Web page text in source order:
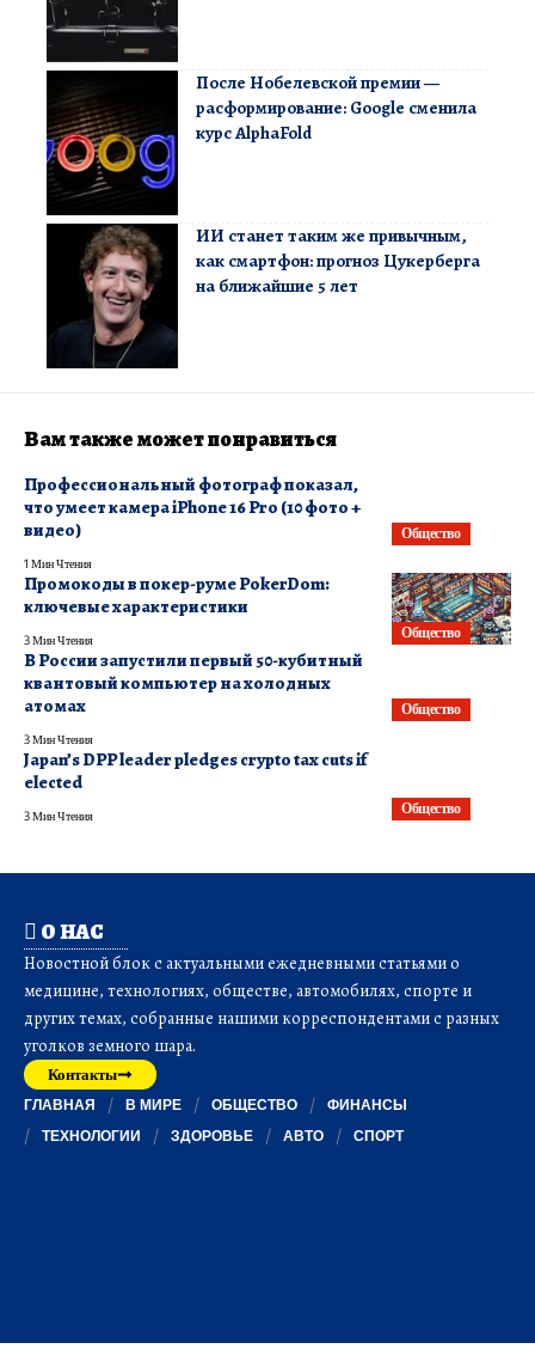
После Нобелевской премии —
расформирование: Google сменила
курс AlphaFold
ИИ станет таким же привычным,
как смартфон: прогноз Цукерберга
на ближайшие 5 лет
Вам также может понравиться
Общество
Профессиональный фотограф показал,
что умеет камера iPhone 16 Pro (10 фото +
видео)
1 Мин Чтения
Общество
Промокоды в покер-руме PokerDom:
ключевые характеристики
3 Мин Чтения
Общество
В России запустили первый 50-кубитный
квантовый компьютер на холодных
атомах
3 Мин Чтения
Общество
Japan’s DPP leader pledges crypto tax cuts if
elected
3 Мин Чтения
О НАС
Новостной блок с актуальными ежедневными статьями о
медицине, технологиях, обществе, автомобилях, спорте и
других темах, собранные нашими корреспондентами с разных
уголков земного шара.
Контакты
ГЛАВНАЯ В МИРЕ ОБЩЕСТВО
ФИНАНСЫ
ТЕХНОЛОГИИ
ЗДОРОВЬЕ АВТО СПОРТ